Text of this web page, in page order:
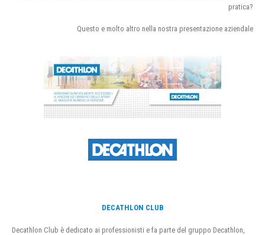
pratica?
Questo e molto altro nella nostra presentazione aziendale
DECATHLON CLUB
Decathlon Club è dedicato ai professionisti e fa parte del gruppo Decathlon,